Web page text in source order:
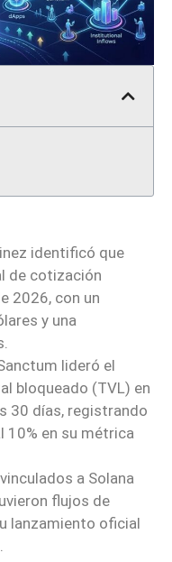
identificó que
de cotización
2026, con un
y una
lideró el
bloqueado (TVL) en
30 días, registrando
10% en su métrica
a Solana
flujos de
lanzamiento oficial